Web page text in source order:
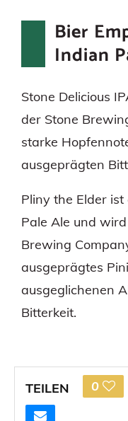
Bier
Indian
Stone Delicious
der Stone
starke
ausgeprägten
Pliny the Elder
Pale Ale und
Brewing
ausgeprägtes
ausgeglichenen
Bitterkeit.
TEILEN 0